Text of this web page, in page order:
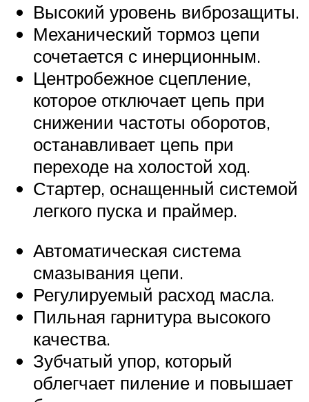
Высокий уровень виброзащиты.
Механический тормоз цепи
сочетается с инерционным.
Центробежное сцепление,
которое отключает цепь при
снижении частоты оборотов,
останавливает цепь при
переходе на холостой ход.
Стартер, оснащенный системой
легкого пуска и праймер.
Автоматическая система
смазывания цепи.
Регулируемый расход масла.
Пильная гарнитура высокого
качества.
Зубчатый упор, который
облегчает пиление и повышает